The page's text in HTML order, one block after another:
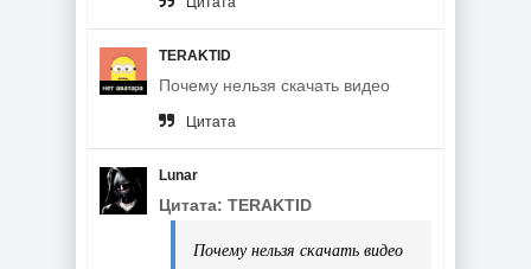
TERAKTID
Почему нельзя скачать видео
Цитата
Lunar
Цитата: TERAKTID
Почему нельзя скачать видео